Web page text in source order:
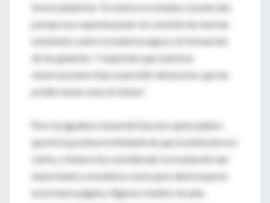
forma aleatoria. Yo mismo no estaba convencido
porque eso suponía poner en cuestión las teorías
existentes sobre la materia negra y la formación
de las galaxias. Y esperaba que nuestras
observaciones iban a permitir demostrar que las
predicciones eran erróneas”.
Pero la agudeza visual del becario quinceañero
aportó la prueba irrefutable de que la intuición era
cierta, y Nature ha considerado la revelación tan
importante y novedosa como para darle espacio
en primera página. Algunos medios locales